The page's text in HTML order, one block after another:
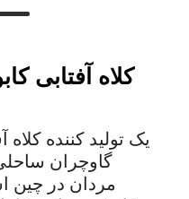
کلاه آفتابی
گاوچران
مردان در چین